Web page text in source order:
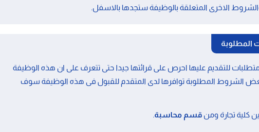
الاخرى المتعلقة بالوظيفة ستجدها بالاسفل.
المطلوبة
للتقديم عليها احرص على قرائتها جيدا حتى تتعرف على ان هذه الوظيفة
الشروط المطلوبة توافرها لدى المتقدم للقبول فى هذه الوظيفة سوف
كلية تجارة ومن قسم محاسبة.